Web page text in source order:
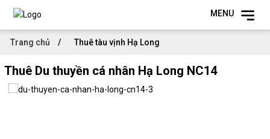
MENU
Trang chủ Thuê tàu vịnh Hạ Long
Thuê Du thuyền cá nhân Hạ Long NC14